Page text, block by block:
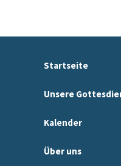
Startseite
Unsere
Kalender
Über uns